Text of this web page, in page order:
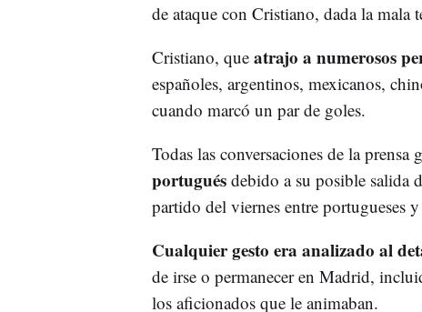
de ataque con Cristiano, dada la
Cristiano, que atrajo a numerosos
españoles, argentinos, mexicanos,
cuando marcó un par de goles.
Todas las conversaciones de la prensa
portuguésdebido a su posible salida
partido del viernes entre portugueses y
Cualquier gesto era analizado al
de irse o permanecer en Madrid,
los aficionados que le animaban.